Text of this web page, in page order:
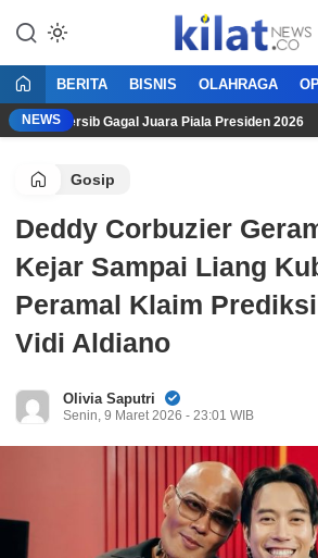
KilatNews.co
Mencerdaskan Anak
BERITA BISNIS OLAHRAGA
NEWS
Persib Gagal Juara Piala Presiden 2026
Gosip
Deddy Corbuzier
Kejar Sampai Liang
Peramal Klaim
Vidi Aldiano
Olivia Saputri
Senin, 9 Maret 2026 - 23:01 WIB